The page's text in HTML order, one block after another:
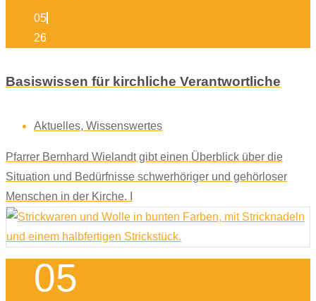
05
26
Basiswissen für kirchliche Verantwortliche
Aktuelles, Wissenswertes
Pfarrer Bernhard Wielandt gibt einen Überblick über die
Situation und Bedürfnisse schwerhöriger und gehörloser
Menschen in der Kirche. I
05